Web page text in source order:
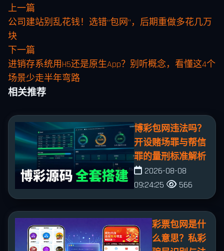
上一篇
公司建站别乱花钱！选错“包网”，后期重做多花几万
块
下一篇
进销存系统用H5还是原生App？别听概念，看懂这4个
场景少走半年弯路
相关推荐
博彩包网违法吗？
开设赌场罪与帮信
罪的量刑标准解析
2026-08-08
09:24:25
566
彩票包网是什
么意思？私彩